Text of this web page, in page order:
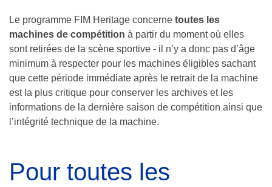
Le programme FIM Heritage concerne toutes les
machines de compétition à partir du moment où elles
sont retirées de la scène sportive - il n’y a donc pas d’âge
minimum à respecter pour les machines éligibles sachant
que cette période immédiate après le retrait de la machine
est la plus critique pour conserver les archives et les
informations de la dernière saison de compétition ainsi que
l’intégrité technique de la machine.
Pour toutes les